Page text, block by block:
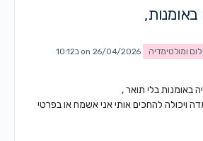
ומולטימדיה
on 26/04/2026 ב10:12
באומנות בלי תואר ,
ויכולה להחכים אותי אני אשמח או בפרטי